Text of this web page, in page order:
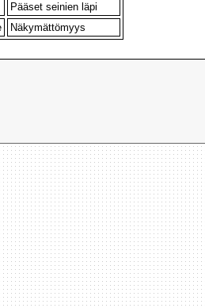
Pääset seinien läpi
Näkymättömyys